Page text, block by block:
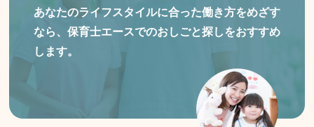
あなたのライフスタイルに合った働き方をめざす
なら、保育士エースでのおしごと探しをおすすめ
します。